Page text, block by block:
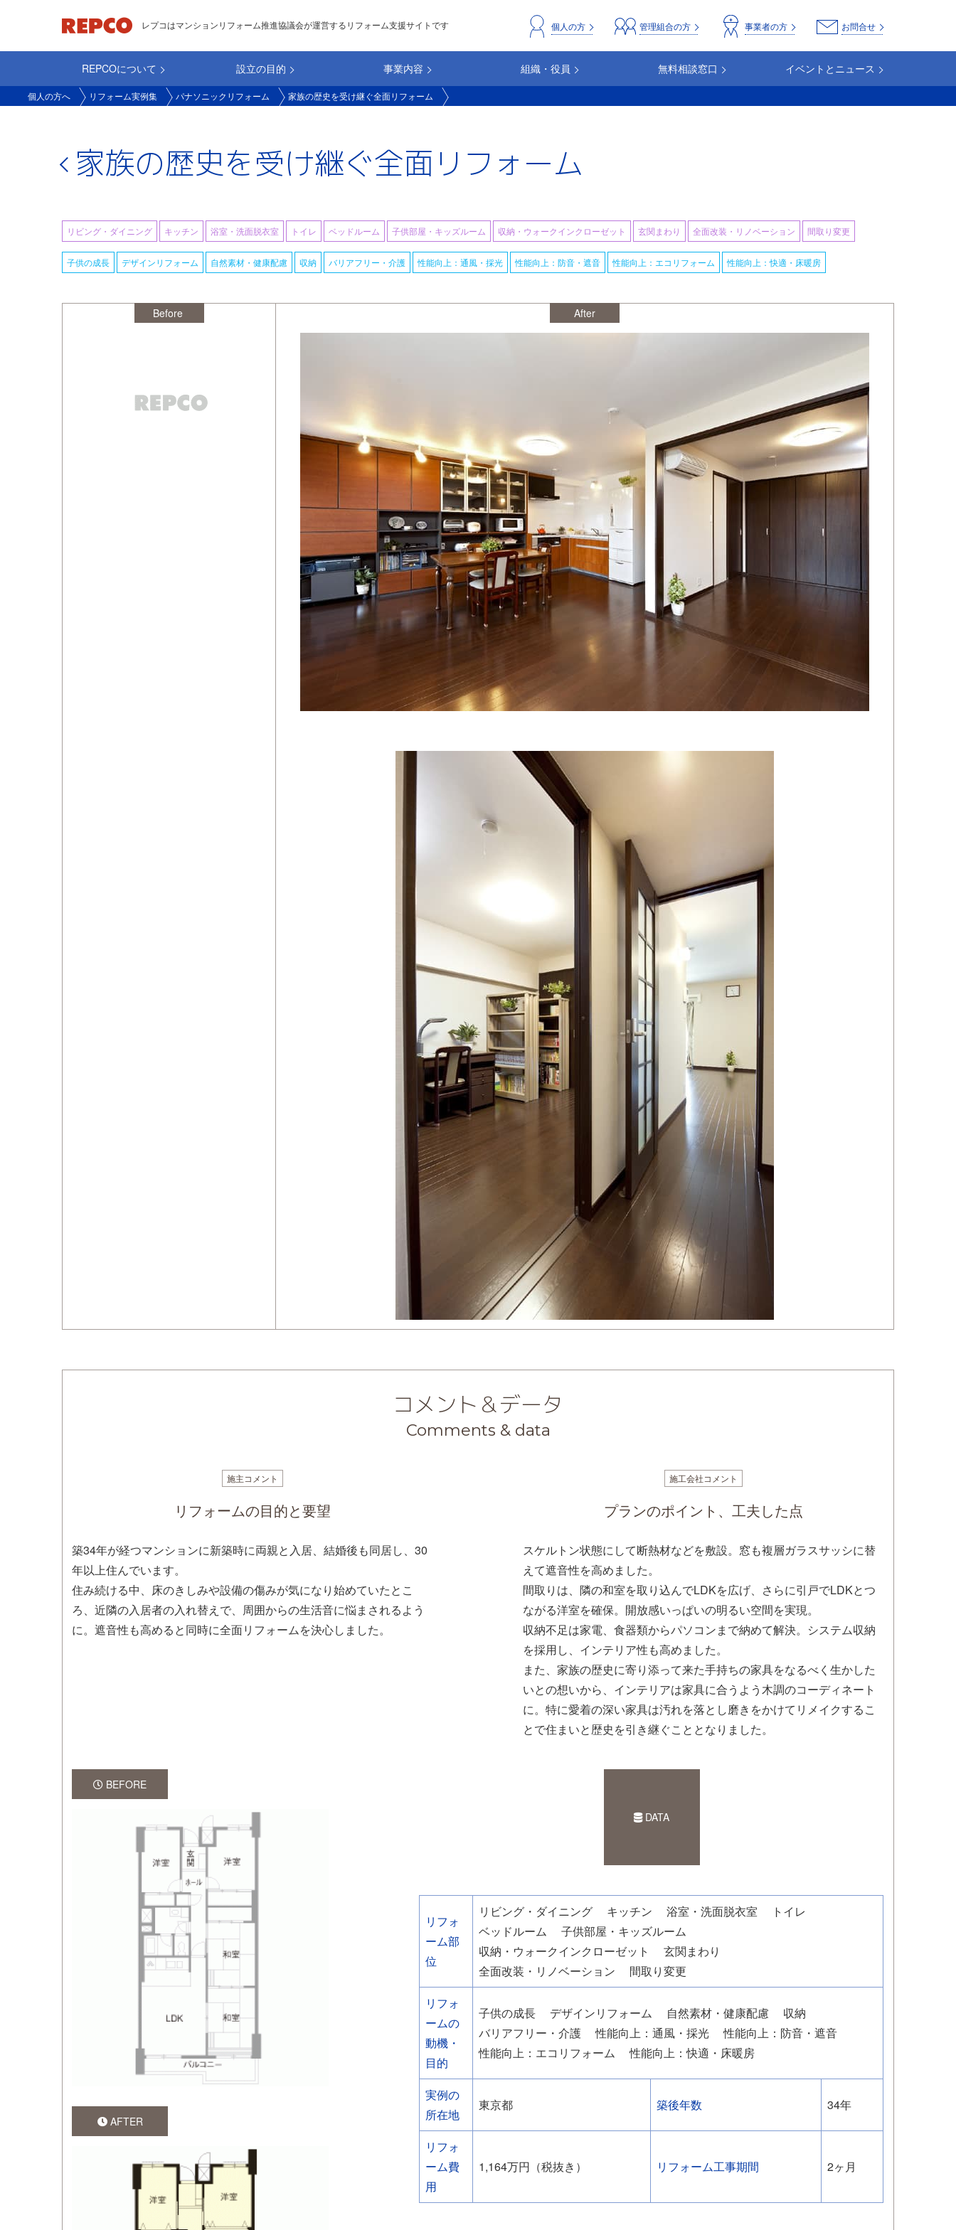
ン
ン
テ
レプコはマンションリフォーム推進協議会が運営するリフォーム支援サイトです header_repco お問合せ
事業者の方
管理組合の方
個人の方
main_repco
REPCOについて 設立の目的 事業内容 組織・役員 無料相談窓口 イベントとニュース
個人の方へ リフォーム実例集 パナソニックリフォーム 家族の歴史を受け継ぐ全面リフォーム
家族の歴史を受け継ぐ全面リフォーム
子供の成長 デザインリフォーム 自然素材・健康配慮 収納 バリアフリー・介護 性能向上：通風・採光 性能向上：防音・遮音 性能向上：エコリフォーム 性能向上：快適・床暖房
リビング・ダイニング キッチン 浴室・洗面脱衣室 トイレ ベッドルーム 子供部屋・キッズルーム 収納・ウォークインクローゼット 玄関まわり 全面改装・リノベーション 間取り変更
After
コメント＆データ
Comments & data
施主コメント
リフォームの目的と要望
築34年が経つマンションに新築時に両親と入居、結婚後も同居し、30
年以上住んでいます。
住み続ける中、床のきしみや設備の傷みが気になり始めていたとこ
ろ、近隣の入居者の入れ替えで、周囲からの生活音に悩まされるよう
に。遮音性も高めると同時に全面リフォームを決心しました。
施工会社コメント
プランのポイント、工夫した点
スケルトン状態にして断熱材などを敷設。窓も複層ガラスサッシに替
えて遮音性を高めました。
間取りは、隣の和室を取り込んでLDKを広げ、さらに引戸でLDKとつ
ながる洋室を確保。開放感いっぱいの明るい空間を実現。
収納不足は家電、食器類からパソコンまで納めて解決。システム収納
を採用し、インテリア性も高めました。
また、家族の歴史に寄り添って来た手持ちの家具をなるべく生かした
いとの想いから、インテリアは家具に合うよう木調のコーディネート
に。特に愛着の深い家具は汚れを落とし磨きをかけてリメイクするこ
とで住まいと歴史を引き継ぐこととなりました。
BEFORE
AFTER
DATA
リフォ
ーム部
位
リビング・ダイニング キッチン 浴室・洗面脱衣室
トイレ
ベッドルーム
子供部屋・キッズルーム
収納・ウォークインクローゼット
玄関まわり
全面改装・リノベーション
間取り変更
リフォ
ームの
動機・
目的
子供の成長 デザインリフォーム 自然素材・健康配慮
収納
バリアフリー・介護
性能向上：通風・採光
性能向上：防音・遮音
性能向上：エコリフォーム
性能向上：快適・床暖房
実例の
所在地
東京都 築後年数 34年
リフォ
ーム費
用
1,164万円（税抜き） リフォーム工事期間 2ヶ月